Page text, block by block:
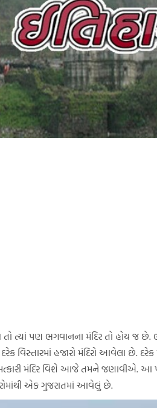
ત્યાં પણ ભગવાનના મંદિર તો હોય જ
હજારો મંદિરો આવેલા છે. દરેક
મંદિર વિશે આજે તમને જણાવીએ. આ
એક ગુજરાતમાં આવેલું છે.